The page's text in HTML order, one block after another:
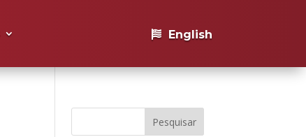
English
Pesquisar